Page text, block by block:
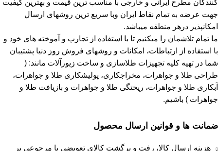
کنندگان مطرح ایرانی و خارجی با مناسب ترین قیمت و بهترین کیفیت
جهت عرضه به تمام نقاط ایران وبا سریع ترین روشهای ارسال
امکانپذیر درهر منطقه میباشد.
ما تمام تلاشمان را میکنیم تا با استفاده از تجارب و آموخته های خود و
با استفاده از ارتباطات، امکانات و روشهای فروش روز دنیا پشتیبان
شما در تهیه کلیه تجهیزات طلاسازی و ساخت زیورآلات مانند: (
طراحی طلا و جواهرات، مخراجکاری، پولیشکاری طلا و جواهرات،
آبکاری طلا و جواهرات، ریختگی طلا و جواهرات و بازیافت طلا و
جواهرات ) باشیم.
ضمانت ها و قوانین ارسال محصول
هزینه ارسال کالا، رفت و برگشت کالای تعویضی یا مرجوعی بر